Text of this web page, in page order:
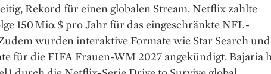
Rekord für einen globalen Stream. Netflix zahlte
150 Mio. $ pro Jahr für das eingeschränkte NFL-
wurden interaktive Formate wie Star Search und
für die FIFA Frauen-WM 2027 angekündigt. Bajaria